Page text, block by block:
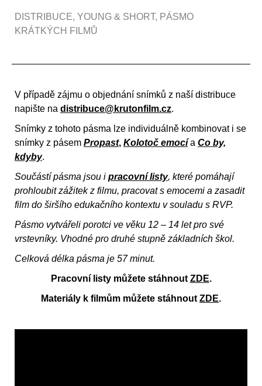
DISTRIBUCE, YOUNG & SHORT, PÁSMO
KRÁTKÝCH FILMŮ
V případě zájmu o objednání snímků z naší distribuce
napište na distribuce@krutonfilm.cz.
Snímky z tohoto pásma lze individuálně kombinovat i se
snímky z pásem Propast, Kolotoč emocí a Co by,
kdyby.
Součástí pásma jsou i pracovní listy, které pomáhají
prohloubit zážitek z filmu, pracovat s emocemi a zasadit
film do širšího edukačního kontextu v souladu s RVP.
Pásmo vytvářeli porotci ve věku 12 – 14 let pro své
vrstevníky. Vhodné pro druhé stupně základních škol.
Celková délka pásma je 57 minut.
Pracovní listy můžete stáhnout ZDE.
Materiály k filmům můžete stáhnout ZDE.